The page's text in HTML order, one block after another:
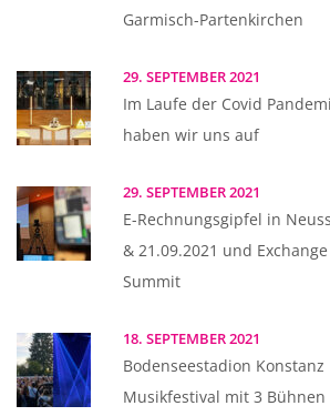
Garmisch-Partenkirchen
29. SEPTEMBER 2021
Im Laufe der Covid
haben wir uns auf
29. SEPTEMBER 2021
E-Rechnungsgipfel in
& 21.09.2021 und Exchange
Summit
18. SEPTEMBER 2021
Bodenseestadion Konstanz
Musikfestival mit 3 Bühnen